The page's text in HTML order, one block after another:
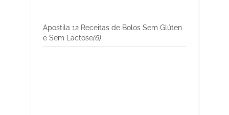
Apostila 12 Receitas de Bolos Sem Glúten
e Sem Lactose(6)